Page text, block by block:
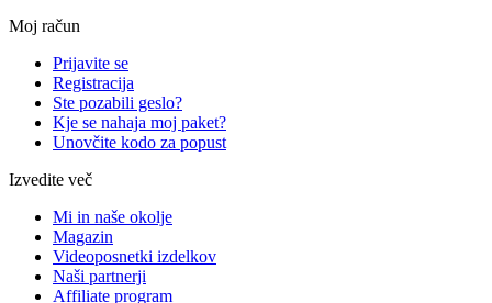
Moj račun
Prijavite se
Registracija
Ste pozabili geslo?
Kje se nahaja moj paket?
Unovčite kodo za popust
Izvedite več
Mi in naše okolje
Magazin
Videoposnetki izdelkov
Naši partnerji
Affiliate program